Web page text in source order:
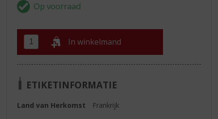
In winkelmand
ETIKETINFORMATIE
Land van Herkomst
Frankrijk